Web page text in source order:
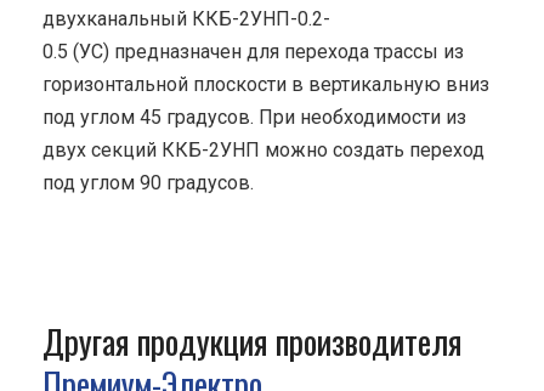
двухканальный ККБ-2УНП-0.2-
0.5 (УС) предназначен для перехода трассы из
горизонтальной плоскости в вертикальную вниз
под углом 45 градусов. При необходимости из
двух секций ККБ-2УНП можно создать переход
под углом 90 градусов.
Другая продукция производителя